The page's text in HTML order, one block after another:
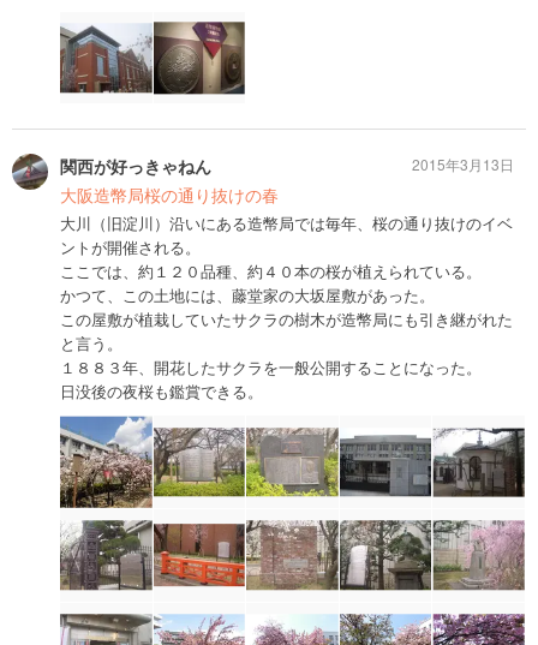
関西が好っきゃねん
大阪造幣局桜の通り抜けの春
大川（旧淀川）沿いにある造幣局では毎年、桜の通り抜けのイベ
ントが開催される。
ここでは、約１２０品種、約４０本の桜が植えられている。
かつて、この土地には、藤堂家の大坂屋敷があった。
この屋敷が植栽していたサクラの樹木が造幣局にも引き継がれた
と言う。
１８８３年、開花したサクラを一般公開することになった。
日没後の夜桜も鑑賞できる。
2015年3月13日